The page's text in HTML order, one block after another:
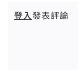
登入發表評論